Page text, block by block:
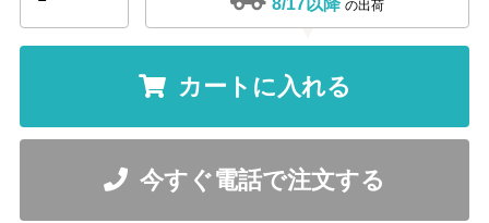
の出荷
カートに入れる
今すぐ電話で注文する